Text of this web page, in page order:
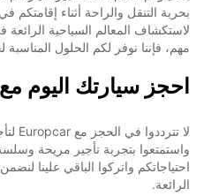
بحرية التنقل والراحة أثناء
مهم، فإننا نوفر لكم الحلول المناسبة
احجز سيارتك اليوم مع Europcar
واستمتعوا بتجربة تأجير مريحة
احتياجاتكم واتركوا الباقي علينا
الرائعة.